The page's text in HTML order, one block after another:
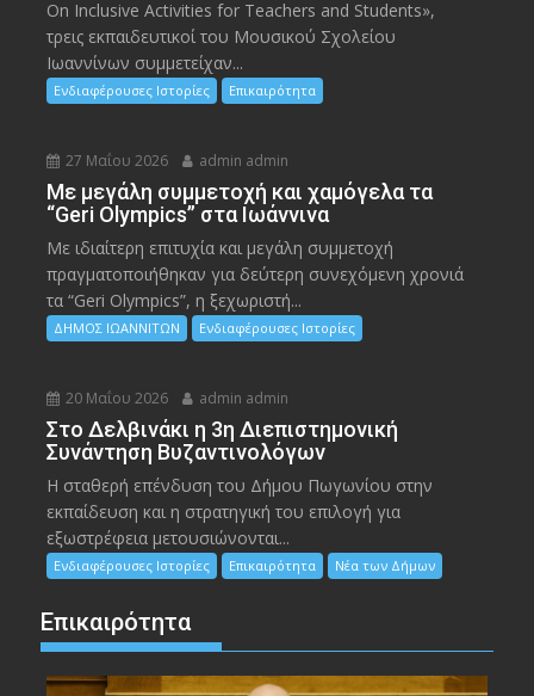
On Inclusive Activities for Teachers and Students»,
τρεις εκπαιδευτικοί του Μουσικού Σχολείου
Ιωαννίνων συμμετείχαν...
Ενδιαφέρουσες Ιστορίες Επικαιρότητα
27 Μαΐου 2026 admin admin
Με μεγάλη συμμετοχή και χαμόγελα τα
“Geri Olympics” στα Ιωάννινα
Με ιδιαίτερη επιτυχία και μεγάλη συμμετοχή
πραγματοποιήθηκαν για δεύτερη συνεχόμενη χρονιά
τα “Geri Olympics”, η ξεχωριστή...
ΔΗΜΟΣ ΙΩΑΝΝΙΤΩΝ Ενδιαφέρουσες Ιστορίες
20 Μαΐου 2026 admin admin
Στο Δελβινάκι η 3η Διεπιστημονική
Συνάντηση Βυζαντινολόγων
Η σταθερή επένδυση του Δήμου Πωγωνίου στην
εκπαίδευση και η στρατηγική του επιλογή για
εξωστρέφεια μετουσιώνονται...
Ενδιαφέρουσες Ιστορίες Επικαιρότητα Νέα των Δήμων
Επικαιρότητα